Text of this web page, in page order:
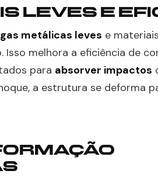
LEVES E
metálicas leves e
melhora a eficiência de
para absorver impactos
a estrutura se deforma